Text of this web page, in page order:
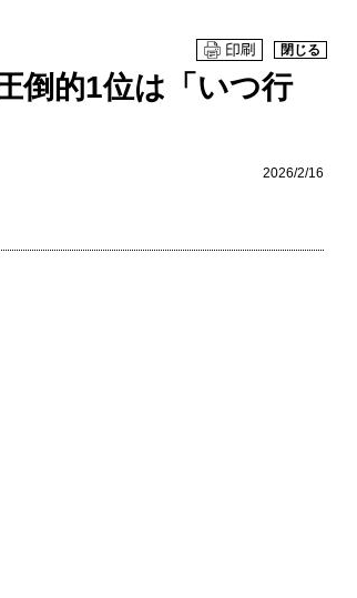
閉じる
倒的1位は「いつ行
2026/2/16